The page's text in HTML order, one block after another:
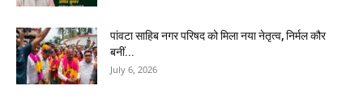
पांवटा साहिब नगर परिषद को मिला नया नेतृत्व, निर्मल कौर
बनीं...
July 6, 2026